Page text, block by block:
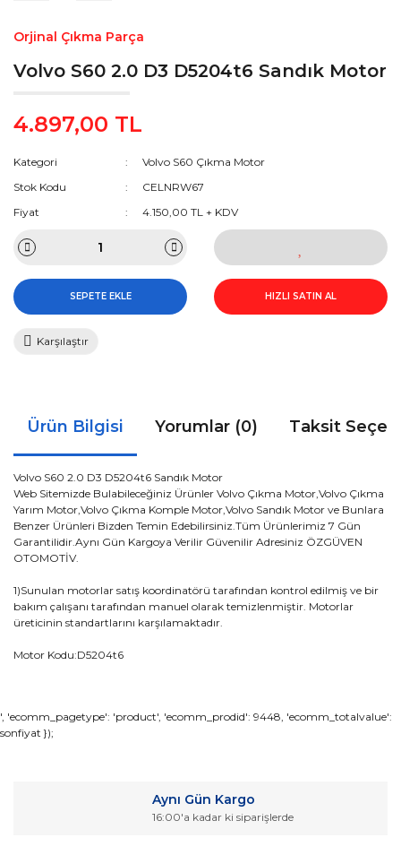
Orjinal Çıkma Parça
Volvo S60 2.0 D3 D5204t6 Sandık Motor
4.897,00 TL
Kategori
Volvo S60 Çıkma Motor
Stok Kodu
CELNRW67
Fiyat
4.150,00 TL + KDV
SEPETE EKLE HIZLI SATIN AL
Karşılaştır
Ürün Bilgisi Yorumlar (0) Taksit
Volvo S60 2.0 D3 D5204t6 Sandık Motor
Web Sitemizde Bulabileceğiniz Ürünler Volvo Çıkma Motor,Volvo Çıkma
Yarım Motor,Volvo Çıkma Komple Motor,Volvo Sandık Motor ve Bunlara
Benzer Ürünleri Bizden Temin Edebilirsiniz.Tüm Ürünlerimiz 7 Gün
Garantilidir.Aynı Gün Kargoya Verilir Güvenilir Adresiniz ÖZGÜVEN
OTOMOTİV.
1)Sunulan motorlar satış koordinatörü tarafından kontrol edilmiş ve bir
bakım çalışanı tarafından manuel olarak temizlenmiştir. Motorlar
üreticinin standartlarını karşılamaktadır.
Motor Kodu:D5204t6
Yorum Yaz
Bu ürünün fiyat bilgisi, resim, ürün açıklamalarında ve diğer
konularda yetersiz gördüğünüz noktaları öneri formunu
Ürün resmi kalitesiz, bozuk veya görüntülenemiyor.
', 'ecomm_pagetype': 'product', 'ecomm_prodid': 9448, 'ecomm_totalvalue':
sonfiyat });
Aynı Gün Kargo
16:00'a kadar ki siparişlerde